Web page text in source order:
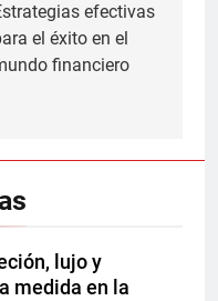
efectivas
el éxito en el
financiero
lujo y
medida en la